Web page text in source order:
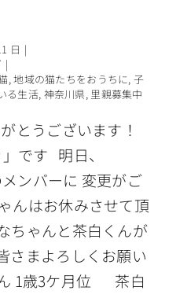
日 |
|
,地域の猫たちをおうちに,子
る生活, 神奈川県, 里親募集中
とうございます！
です 明日、
ンバーに 変更がご
んはお休みさせて頂
ちゃんと茶白くんが
さまよろしくお願い
1歳3ケ月位 茶白